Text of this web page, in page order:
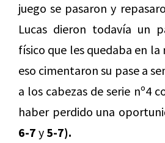
juego se pasaron y
Lucas dieron todavía un
físico que les quedaba en la
eso cimentaron su pase a
a los cabezas de serie nº4
haber perdido una
6-7 y 5-7).